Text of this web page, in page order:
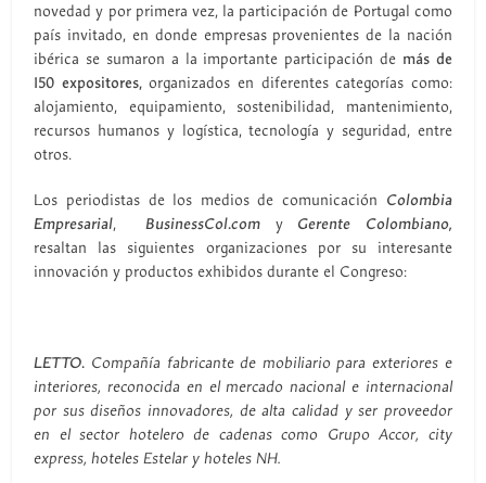
novedad y por primera vez, la participación de Portugal como
país invitado, en donde empresas provenientes de la nación
ibérica se sumaron a la importante participación de más de
150 expositores,organizados en diferentes categorías como:
alojamiento, equipamiento, sostenibilidad, mantenimiento,
recursos humanos y logística, tecnología y seguridad, entre
otros.
Los periodistas de los medios de comunicación Colombia
Empresarial,BusinessCol.com y Gerente Colombiano,
resaltan las siguientes organizaciones por su interesante
innovación y productos exhibidos durante el Congreso:
LETTO. Compañía fabricante de mobiliario para exteriores e
interiores, reconocida en el mercado nacional e internacional
por sus diseños innovadores, de alta calidad y ser proveedor
en el sector hotelero de cadenas como Grupo Accor, city
express, hoteles Estelar y hoteles NH.